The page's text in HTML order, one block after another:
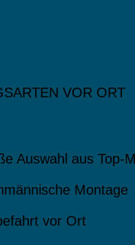
VOR ORT
Auswahl aus Top-
Montage
vor Ort